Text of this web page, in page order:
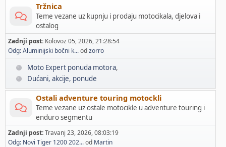
Tržnica
Teme vezane uz kupnju i prodaju motocikala, djelova i
ostalog
Zadnji post: Kolovoz 05, 2026, 21:28:54
Odg: Aluminijski bočni k...odzorro
Moto Expert ponuda motora
Dućani, akcije, ponude
Ostali adventure touring motockli
Teme vezane uz ostale motocikle u adventure touring i
enduro segmentu
Zadnji post:Travanj 23, 2026, 08:03:19
Odg: Novi Tiger 1200 202...od Martin